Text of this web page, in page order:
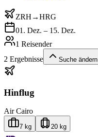
ZRH →HRG
01. Dez. – 15. Dez.
1 Reisender
2 Ergebnisse Suche ändern
Hinflug
Air Cairo
7 kg 20 kg